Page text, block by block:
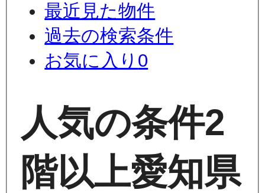
最近見た物件
過去の検索条件
お気に入り 0
人気の条件2
階以上愛知県